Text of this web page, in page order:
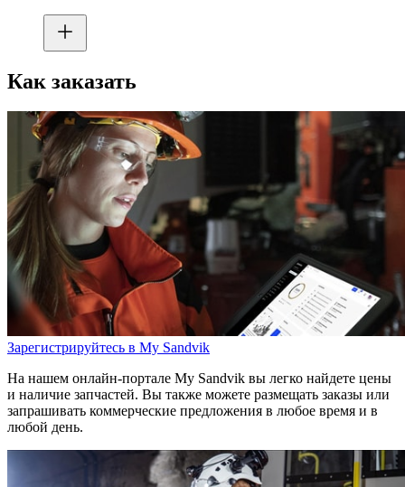
Как заказать
Зарегистрируйтесь в My Sandvik
На нашем онлайн-портале My Sandvik вы легко найдете цены
и наличие запчастей. Вы также можете размещать заказы или
запрашивать коммерческие предложения в любое время и в
любой день.